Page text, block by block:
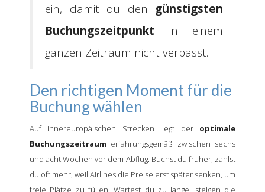
ein, damit du den günstigsten
Buchungszeitpunkt in einem
ganzen Zeitraum nicht verpasst.
Den richtigen Moment für die
Buchung wählen
Auf innereuropäischen Strecken liegt der optimale
Buchungszeitraum erfahrungsgemäß zwischen sechs
und acht Wochen vor dem Abflug. Buchst du früher, zahlst
du oft mehr, weil Airlines die Preise erst später senken, um
freie Plätze zu füllen. Wartest du zu lange, steigen die